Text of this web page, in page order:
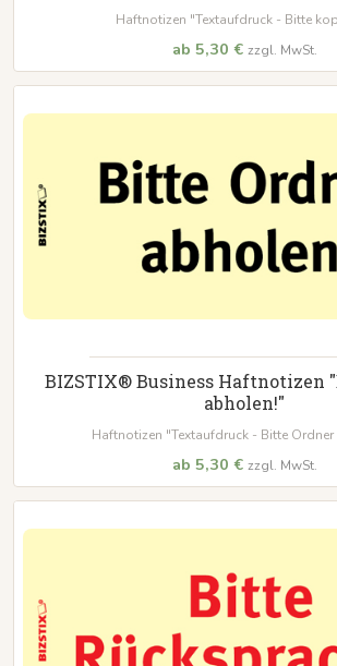
Haftnotizen "Textaufdruck - Bitte
ab 5,30 € zzgl. MwSt.
BIZSTIX® Business Haftnotizen
abholen!"
Haftnotizen "Textaufdruck - Bitte
ab 5,30 € zzgl. MwSt.